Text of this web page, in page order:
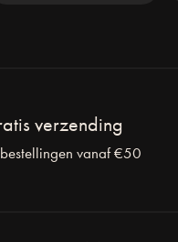
verzending
vanaf €50